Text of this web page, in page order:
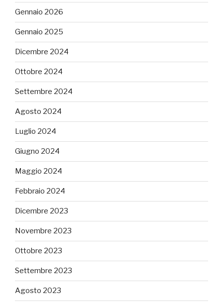
Gennaio 2026
Gennaio 2025
Dicembre 2024
Ottobre 2024
Settembre 2024
Agosto 2024
Luglio 2024
Giugno 2024
Maggio 2024
Febbraio 2024
Dicembre 2023
Novembre 2023
Ottobre 2023
Settembre 2023
Agosto 2023